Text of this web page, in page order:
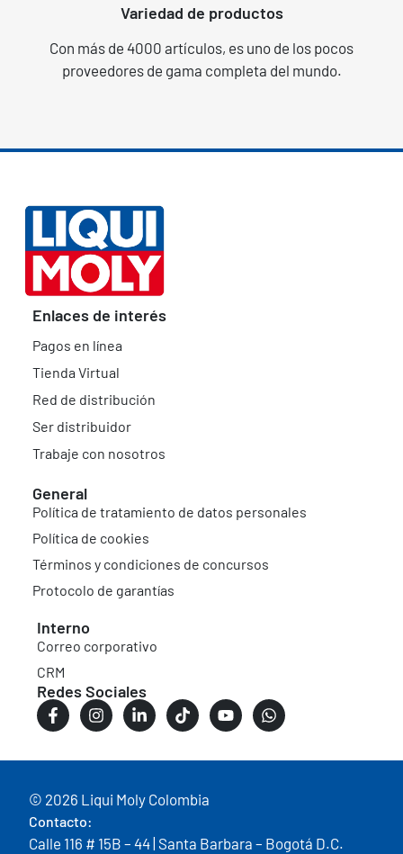
Variedad de productos
Con más de 4000 artículos, es uno de los pocos
proveedores de gama completa del mundo.
Enlaces de interés
Pagos en línea
Tienda Virtual
Red de distribución
Ser distribuidor
Trabaje con nosotros
General
Política de tratamiento de datos personales
Política de cookies
Términos y condiciones de concursos
Protocolo de garantías
Interno
Correo corporativo
CRM
Redes Sociales
© 2026 Liqui Moly Colombia
Contacto:
Calle 116 # 15B – 44 | Santa Barbara – Bogotá D.C.